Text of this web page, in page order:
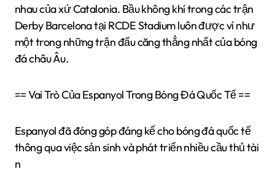
nhau của xứ Catalonia. Bầu không khí trong các trận
Derby Barcelona tại RCDE Stadium luôn được ví như
một trong những trận đấu căng thẳng nhất của bóng
đá châu Âu.
== Vai Trò Của Espanyol Trong Bóng Đá Quốc Tế ==
Espanyol đã đóng góp đáng kể cho bóng đá quốc tế
thông qua việc sản sinh và phát triển nhiều cầu thủ tài
n